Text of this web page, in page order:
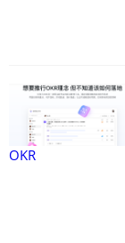
OKR